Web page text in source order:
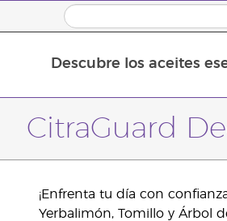
Descubre los aceites
CitraGuard
¡Enfrenta tu día con
Yerbalimón, Tomillo y Árbol